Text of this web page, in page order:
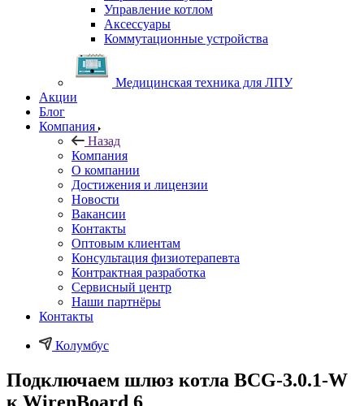
Управление котлом
Аксессуары
Коммутационные устройства
Медицинская техника для ЛПУ
Акции
Блог
Компания
Назад
Компания
О компании
Достижения и лицензии
Новости
Вакансии
Контакты
Оптовым клиентам
Консультация физиотерапевта
Контрактная разработка
Сервисный центр
Наши партнёры
Контакты
Колумбус
Подключаем шлюз котла BCG-3.0.1-W